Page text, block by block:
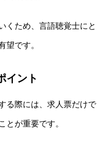
COMPANY
くため、言語聴覚士にと
望です。
イント
る際には、求人票だけで
とが重要です。